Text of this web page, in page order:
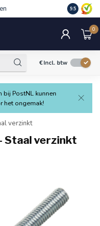
9.5
0
€Incl. btw
bij PostNL kunnen
het ongemak!
verzinkt
Staal verzinkt